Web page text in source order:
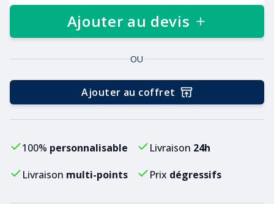
Ajouter au devis
OU
Ajouter au coffret
100% personnalisable Livraison 24h
Livraison multi-points Prix dégressifs